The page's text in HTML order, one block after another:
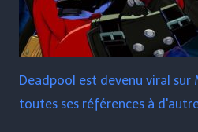
Deadpool est devenu viral sur
toutes ses références à